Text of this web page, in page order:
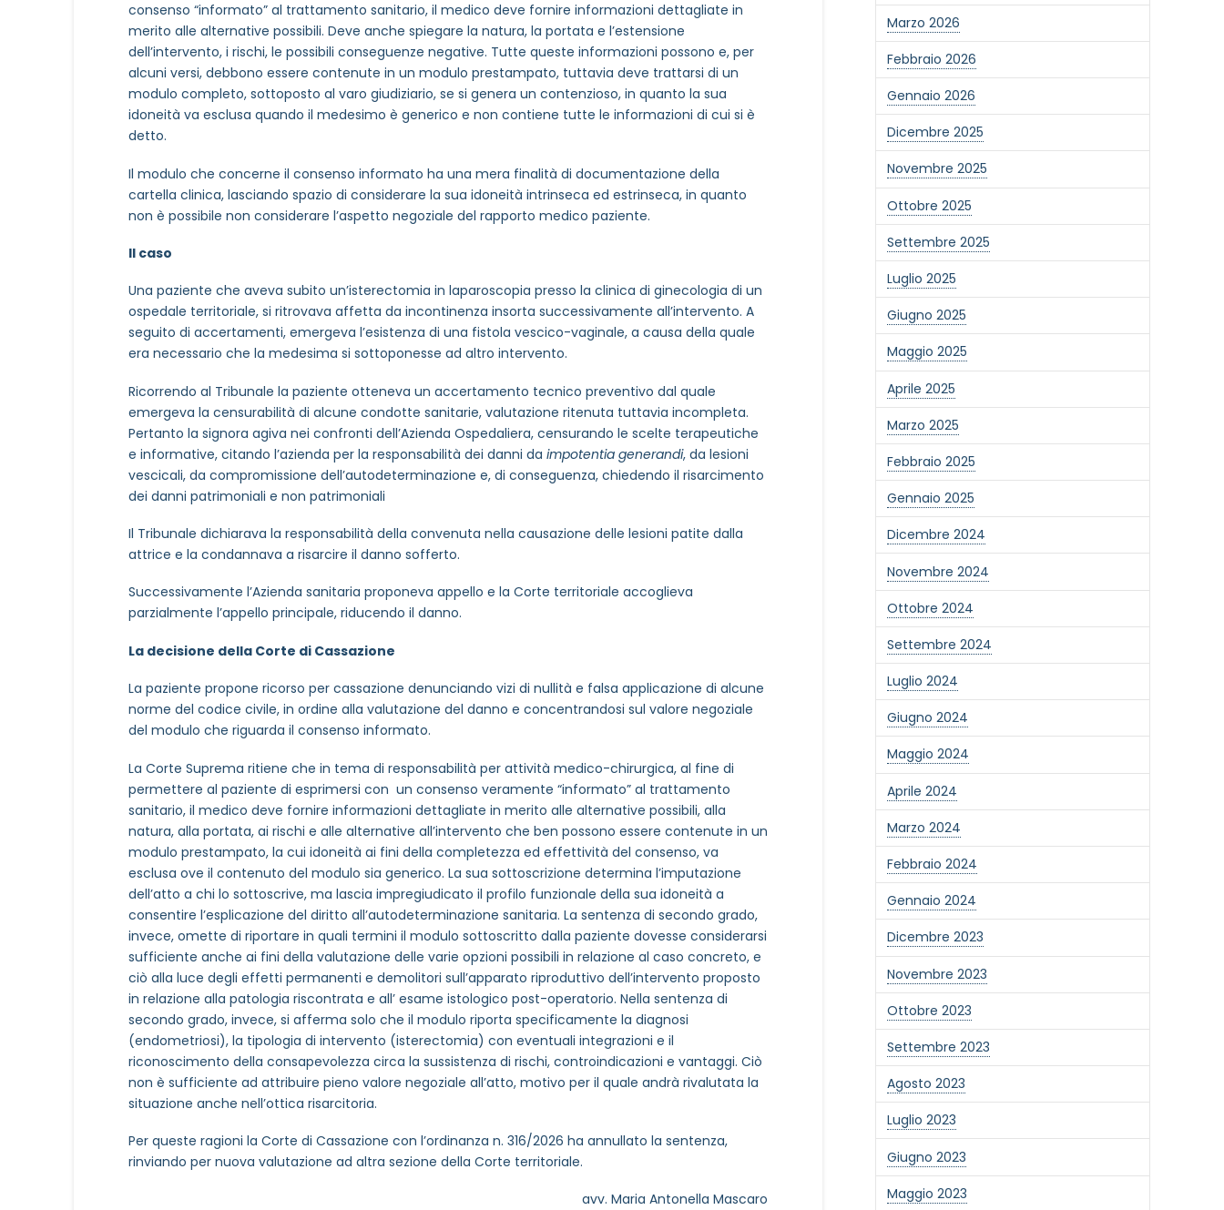
consenso “informato” al trattamento sanitario, il medico deve fornire informazioni dettagliate in
merito alle alternative possibili. Deve anche spiegare la natura, la portata e l’estensione
dell’intervento, i rischi, le possibili conseguenze negative. Tutte queste informazioni possono e, per
alcuni versi, debbono essere contenute in un modulo prestampato, tuttavia deve trattarsi di un
modulo completo, sottoposto al varo giudiziario, se si genera un contenzioso, in quanto la sua
idoneità va esclusa quando il medesimo è generico e non contiene tutte le informazioni di cui si è
detto.
Il modulo che concerne il consenso informato ha una mera finalità di documentazione della
cartella clinica, lasciando spazio di considerare la sua idoneità intrinseca ed estrinseca, in quanto
non è possibile non considerare l’aspetto negoziale del rapporto medico paziente.
Il caso
Una paziente che aveva subito un’isterectomia in laparoscopia presso la clinica di ginecologia di un
ospedale territoriale, si ritrovava affetta da incontinenza insorta successivamente all’intervento. A
seguito di accertamenti, emergeva l’esistenza di una fistola vescico-vaginale, a causa della quale
era necessario che la medesima si sottoponesse ad altro intervento.
Ricorrendo al Tribunale la paziente otteneva un accertamento tecnico preventivo dal quale
emergeva la censurabilità di alcune condotte sanitarie, valutazione ritenuta tuttavia incompleta.
Pertanto la signora agiva nei confronti dell’Azienda Ospedaliera, censurando le scelte terapeutiche
e informative, citando l’azienda per la responsabilità dei danni da impotentia generandi, da lesioni
vescicali, da compromissione dell’autodeterminazione e, di conseguenza, chiedendo il risarcimento
dei danni patrimoniali e non patrimoniali
Il Tribunale dichiarava la responsabilità della convenuta nella causazione delle lesioni patite dalla
attrice e la condannava a risarcire il danno sofferto.
Successivamente l’Azienda sanitaria proponeva appello e la Corte territoriale accoglieva
parzialmente l’appello principale, riducendo il danno.
La decisione della Corte di Cassazione
La paziente propone ricorso per cassazione denunciando vizi di nullità e falsa applicazione di alcune
norme del codice civile, in ordine alla valutazione del danno e concentrandosi sul valore negoziale
del modulo che riguarda il consenso informato.
La Corte Suprema ritiene che in tema di responsabilità per attività medico-chirurgica, al fine di
permettere al paziente di esprimersi con un consenso veramente “informato” al trattamento
sanitario, il medico deve fornire informazioni dettagliate in merito alle alternative possibili, alla
natura, alla portata, ai rischi e alle alternative all’intervento che ben possono essere contenute in un
modulo prestampato, la cui idoneità ai fini della completezza ed effettività del consenso, va
esclusa ove il contenuto del modulo sia generico. La sua sottoscrizione determina l’imputazione
dell’atto a chi lo sottoscrive, ma lascia impregiudicato il profilo funzionale della sua idoneità a
consentire l’esplicazione del diritto all’autodeterminazione sanitaria. La sentenza di secondo grado,
invece, omette di riportare in quali termini il modulo sottoscritto dalla paziente dovesse considerarsi
sufficiente anche ai fini della valutazione delle varie opzioni possibili in relazione al caso concreto, e
ciò alla luce degli effetti permanenti e demolitori sull’apparato riproduttivo dell’intervento proposto
in relazione alla patologia riscontrata e all’ esame istologico post-operatorio. Nella sentenza di
secondo grado, invece, si afferma solo che il modulo riporta specificamente la diagnosi
(endometriosi), la tipologia di intervento (isterectomia) con eventuali integrazioni e il
riconoscimento della consapevolezza circa la sussistenza di rischi, controindicazioni e vantaggi. Ciò
non è sufficiente ad attribuire pieno valore negoziale all’atto, motivo per il quale andrà rivalutata la
situazione anche nell’ottica risarcitoria.
Per queste ragioni la Corte di Cassazione con l’ordinanza n. 316/2026 ha annullato la sentenza,
rinviando per nuova valutazione ad altra sezione della Corte territoriale.
avv. Maria Antonella Mascaro
Marzo 2026
Febbraio 2026
Gennaio 2026
Dicembre 2025
Novembre 2025
Ottobre 2025
Settembre 2025
Luglio 2025
Giugno 2025
Maggio 2025
Aprile 2025
Marzo 2025
Febbraio 2025
Gennaio 2025
Dicembre 2024
Novembre 2024
Ottobre 2024
Settembre 2024
Luglio 2024
Giugno 2024
Maggio 2024
Aprile 2024
Marzo 2024
Febbraio 2024
Gennaio 2024
Dicembre 2023
Novembre 2023
Ottobre 2023
Settembre 2023
Agosto 2023
Luglio 2023
Giugno 2023
Maggio 2023
NOME STRUTTURA * MAIL REFERENTE*
MOTIVO DEL CONTATTO*
Informativa Privacy*
Ho preso visione dell'informativa privacy
Newsletter
Desidero rimanere aggiornato sulle ultime novità dell'Associazione tramite l'iscrizione alla newsletter